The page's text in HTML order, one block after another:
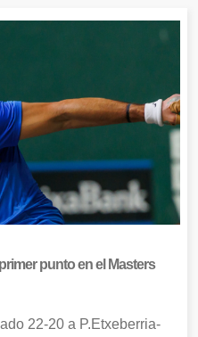
punto en el Masters
22-20 a P.Etxeberria-